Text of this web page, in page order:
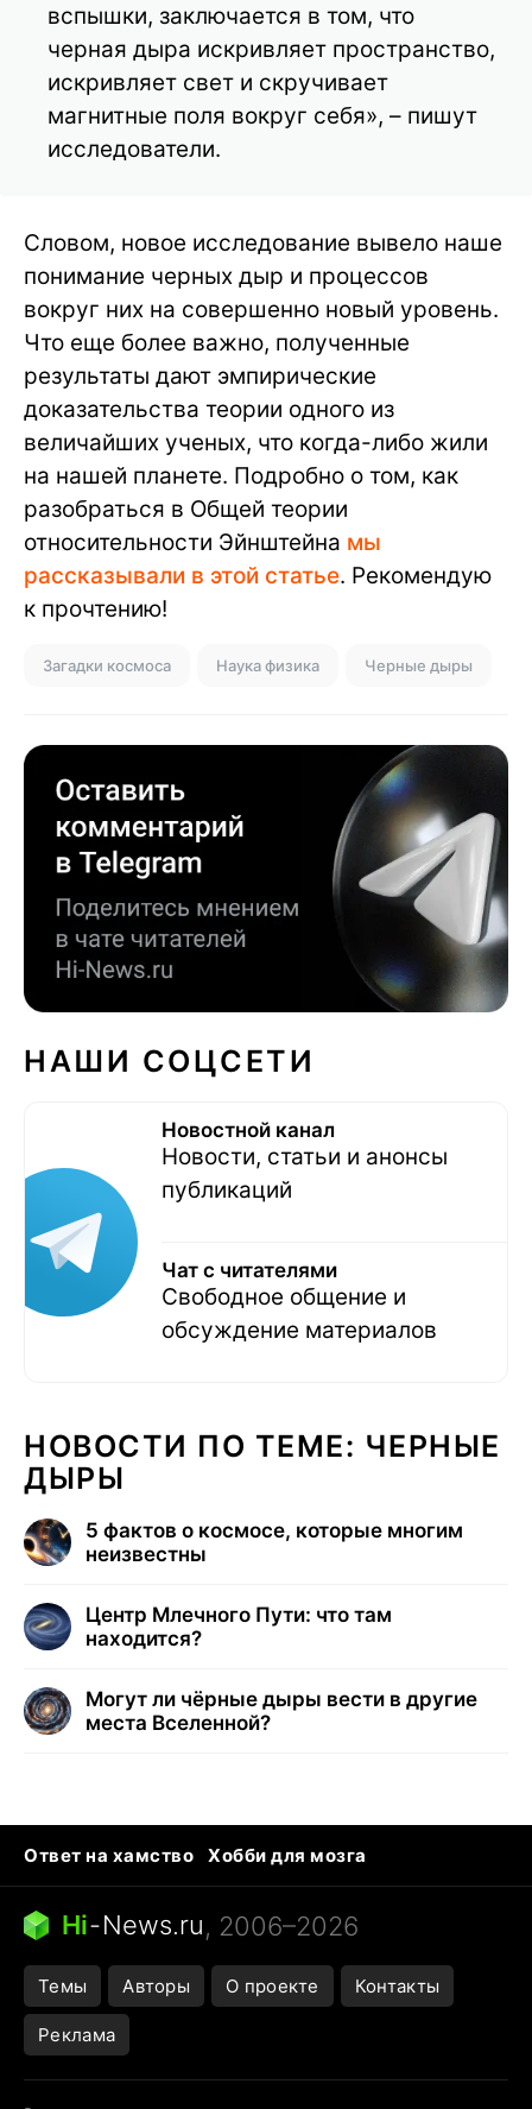
вспышки, заключается в том, что
черная дыра искривляет пространство,
искривляет свет и скручивает
магнитные поля вокруг себя», – пишут
исследователи.
Словом, новое исследование вывело наше
понимание черных дыр и процессов
вокруг них на совершенно новый уровень.
Что еще более важно, полученные
результаты дают эмпирические
доказательства теории одного из
величайших ученых, что когда-либо жили
на нашей планете. Подробно о том, как
разобраться в Общей теории
относительности Эйнштейна мы
рассказывали в этой статье. Рекомендую
к прочтению!
Загадки космоса Наука физика Черные дыры
НАШИ СОЦСЕТИ
Новостной канал
Новости, статьи и анонсы
публикаций
Чат с читателями
Свободное общение и
обсуждение материалов
НОВОСТИ ПО ТЕМЕ: ЧЕРНЫЕ
ДЫРЫ
5 фактов о космосе, которые многим
неизвестны
Центр Млечного Пути: что там
находится?
Могут ли чёрные дыры вести в другие
места Вселенной?
Ответ на хамство
Хобби для мозга
Бензин 100 и 95
Тунцы в океанариуме
Следующая пандемия
Hi-News.ru, 2006–2026
Темы Авторы О проекте Контакты
Реклама